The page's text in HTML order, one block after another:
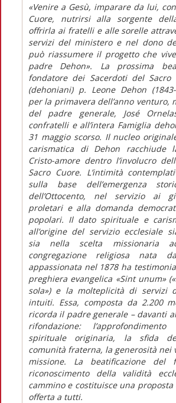
«Venire a Gesù, imparare da lui,
Cuore, nutrirsi alla sorgente
offrirla ai fratelli e alle sorelle
servizi del ministero e nel dono
può riassumere il progetto che
padre Dehon». La prossima
fondatore dei Sacerdoti del Sacro
(dehoniani) p. Leone Dehon
per la primavera dell’anno venturo,
del padre generale, José
confratelli e all’intera Famiglia
31 maggio scorso. Il nucleo
carismatica di Dehon racchiude
Cristo-amore dentro l’involucro
Sacro Cuore. L’intimità
sulla base dell’emergenza
dell’Ottocento, nel servizio ai
proletari e alla domanda
popolari. Il dato spirituale e
all’origine del servizio ecclesiale
sia nella scelta missionaria
congregazione religiosa nata
appassionata nel 1878 ha
preghiera evangelica «Sint unum»
sola») e la molteplicità di servizi
intuiti. Essa, composta da 2.200
ricorda il padre generale – davanti
rifondazione: l’approfondimento
spirituale originaria, la sfida
comunità fraterna, la generosità nei
missione. La beatificazione
riconoscimento della validità
cammino e costituisce una
offerta a tutti.